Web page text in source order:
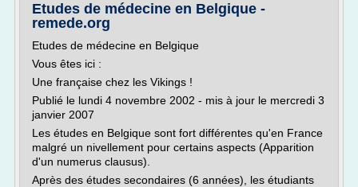
Etudes de médecine en Belgique -
remede.org
Etudes de médecine en Belgique
Vous êtes ici :
Une française chez les Vikings !
Publié le lundi 4 novembre 2002 - mis à jour le mercredi 3
janvier 2007
Les études en Belgique sont fort différentes qu'en France
malgré un nivellement pour certains aspects (Apparition
d'un numerus clausus).
Après des études secondaires (6 années), les étudiants